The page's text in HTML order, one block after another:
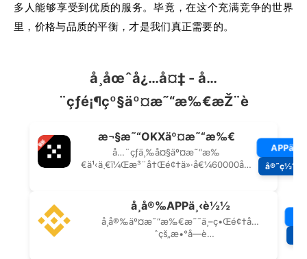
多人能够享受到优质的服务。毕竟，在这个充满竞争的世界
里，价格与品质的平衡，才是我们真正需要的。